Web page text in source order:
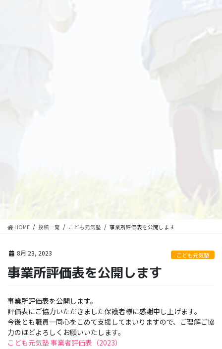
HOME 投稿一覧 こども元気塾 事業所評価表を公開します
8月 23, 2023 こども元気塾
事業所評価表を公開します
事業所評価表を公開します。
評価表にご協力いただきました保護者様に感謝申し上げます。
今後とも職員一同心をこめて支援してまいりますので、ご理解ご協
力のほどよろしくお願いいたします。
こども元気塾 事業者評価表（2023）